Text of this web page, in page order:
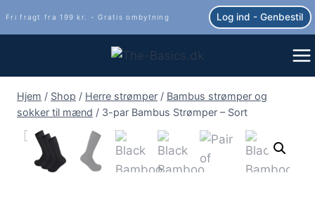
Fri fragt fra 199 kr. - Gratis ombytning Log ind - Genbestil
Hjem / Shop / Herre strømper / Bambus strømper og
sokker til mænd / 3-par Bambus Strømper – Sort